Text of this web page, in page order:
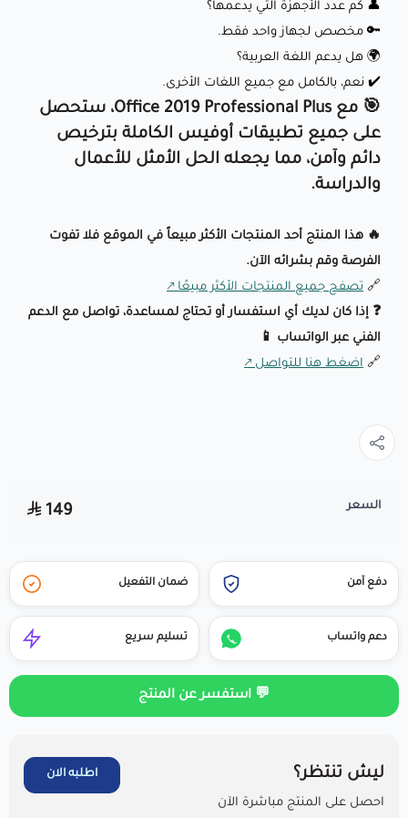
👤 كم عدد الأجهزة التي يدعمها؟
🔑 مخصص لجهاز واحد فقط.
🌍 هل يدعم اللغة العربية؟
✔️ نعم، بالكامل مع جميع اللغات الأخرى.
🎯 مع Office 2019 Professional Plus، ستحصل
على جميع تطبيقات أوفيس الكاملة بترخيص
دائم وآمن، مما يجعله الحل الأمثل للأعمال
والدراسة.
🔥 هذا المنتج أحد المنتجات الأكثر مبيعاً في الموقع فلا تفوت
الفرصة وقم بشرائه الآن.
🔗 تصفح جميع المنتجات الأكثر مبيعًا
❓ إذا كان لديك أي استفسار أو تحتاج لمساعدة، تواصل مع الدعم
الفني عبر الواتساب 📱
🔗 اضغط هنا للتواصل
السعر 149
دفع آمن ضمان التفعيل
دعم واتساب تسليم سريع
💬 استفسر عن المنتج
ليش تنتظر؟
احصل على المنتج مباشرة الآن
اطلبه الان